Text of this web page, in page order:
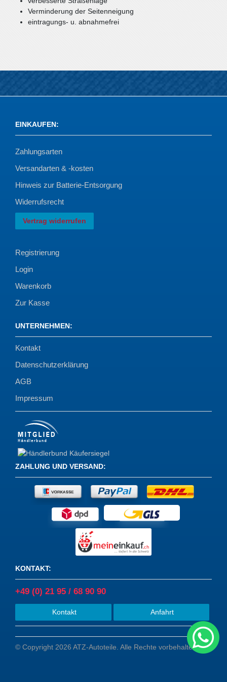
Verminderung der Seitenneigung
eintragungs- u. abnahmefrei
EINKAUFEN:
Zahlungsarten
Versandarten & -kosten
Hinweis zur Batterie-Entsorgung
Widerrufsrecht
Vertrag widerrufen
Registrierung
Login
Warenkorb
Zur Kasse
UNTERNEHMEN:
Kontakt
Datenschutzerklärung
AGB
Impressum
ZAHLUNG UND VERSAND:
KONTAKT:
+49 (0) 21 95 / 68 90 90
Kontakt Anfahrt
© Copyright 2026 ATZ-Autoteile. Alle Rechte vorbehalten.